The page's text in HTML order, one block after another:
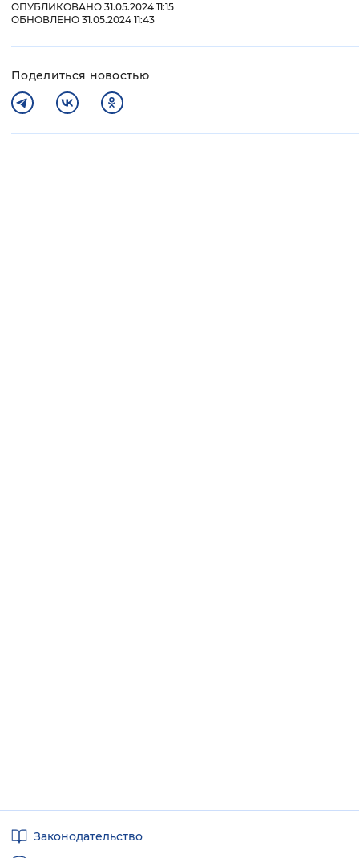
ОПУБЛИКОВАНО 31.05.2024 11:15
ОБНОВЛЕНО 31.05.2024 11:43
Поделиться новостью
ссылкиЗаконодательство